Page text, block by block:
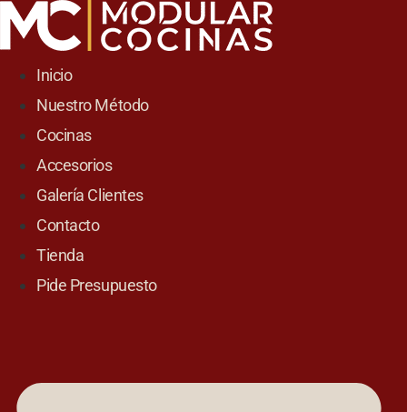
Skip
contentInicio
Nuestro Método
Cocinas
Accesorios
Galería Clientes
Contacto
Tienda
Pide Presupuesto